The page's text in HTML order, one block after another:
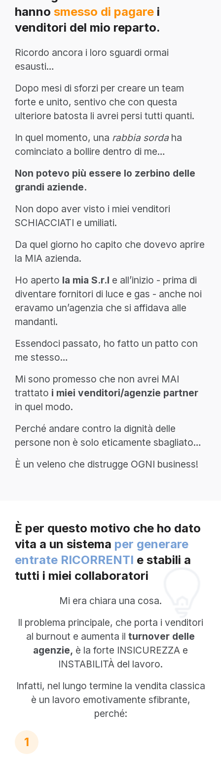
hanno smesso di pagare i
venditori del mio reparto.
Ricordo ancora i loro sguardi ormai
esausti…
Dopo mesi di sforzi per creare un team
forte e unito, sentivo che con questa
ulteriore batosta li avrei persi tutti quanti.
In quel momento, una rabbia sordaha
cominciato a bollire dentro di me…
Non potevo più essere lo zerbino delle
grandi aziende.
Non dopo aver visto i miei venditori
SCHIACCIATI e umiliati.
Da quel giorno ho capito che dovevo aprire
la MIA azienda.
Ho aperto la mia S.r.l e all’inizio - prima di
diventare fornitori di luce e gas - anche noi
eravamo un’agenzia che si affidava alle
mandanti.
Essendoci passato, ho fatto un patto con
me stesso…
Mi sono promesso che non avrei MAI
trattato i miei venditori/agenzie partner
in quel modo.
Perché andare contro la dignità delle
persone non è solo eticamente sbagliato…
È un veleno che distrugge OGNI business!
È per questo motivo che ho dato
vita a un sistema per generare
entrate RICORRENTI e stabili a
tutti i miei collaboratori
Mi era chiara una cosa.
Il problema principale, che porta i venditori
al burnout e aumenta il turnover delle
agenzie, è la forte INSICUREZZA e
INSTABILITÀ del lavoro.
Infatti, nel lungo termine la vendita classica
è un lavoro emotivamente sfibrante,
perché:
1